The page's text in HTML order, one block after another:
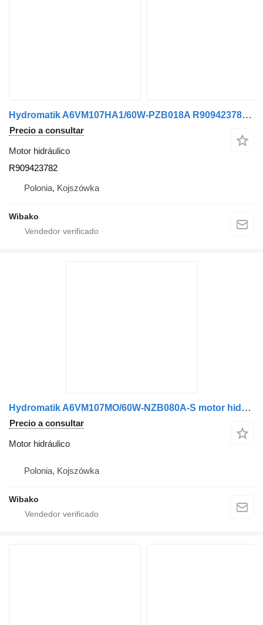
Hydromatik A6VM107HA1/60W-PZB018A R909423782 motor hidráulico
Precio a consultar
Motor hidráulico
R909423782
Polonia, Kojszówka
Wibako
Hydromatik A6VM107MO/60W-NZB080A-S motor hidráulico
Precio a consultar
Motor hidráulico
Polonia, Kojszówka
Wibako